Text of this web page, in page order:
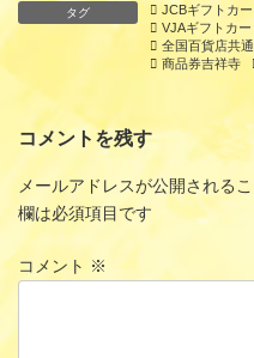
タグ JCBギフトカー
VJAギフトカー
全国百貨店共通
商品券吉祥寺
コメントを残す
メールアドレスが公開されるこ
欄は必須項目です
コメント ※